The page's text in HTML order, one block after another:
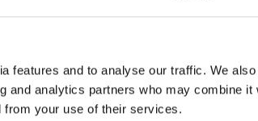
features and to analyse our traffic. We
and analytics partners who may combine it
from your use of their services.
Bouwjaar
2015
werkhoogte
8.1 mtr
Platform bel.
360 kg
Eigen gewicht
1979 kg